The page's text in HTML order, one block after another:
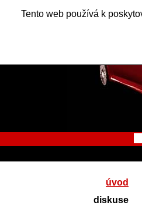
Tento web používá k
úvod
diskuse